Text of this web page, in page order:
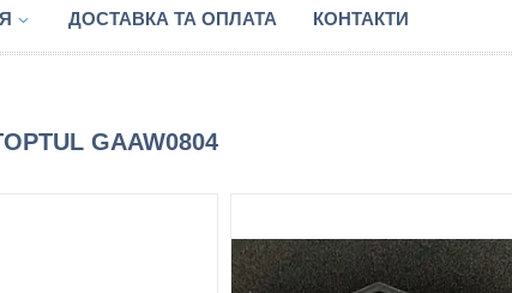
ДОСТАВКА ТА ОПЛАТА КОНТАКТИ
GAAW0804